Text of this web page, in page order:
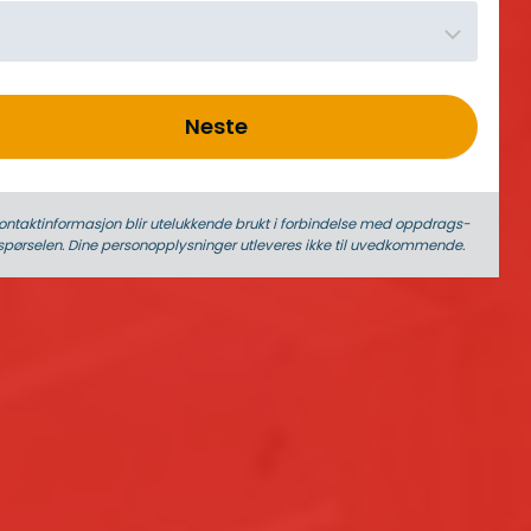
Neste
blir utelukkende brukt i forbindelse med oppdrags­
Dine person­­opplysninger utleveres ikke til uvedkommende.